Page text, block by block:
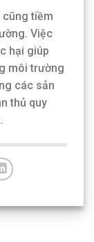
cũng tiềm
Việc
hại giúp
môi trường
các sản
thủ quy